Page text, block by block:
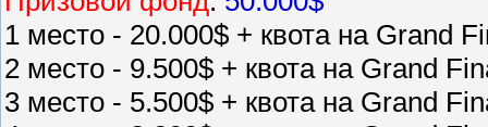
1 место - 20.000$ + квота на Grand
2 место - 9.500$ + квота на Grand
3 место - 5.500$ + квота на Grand